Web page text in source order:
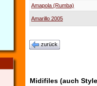
Amapola (Rumba)
Amarillo 2005
zurück
Midifiles (auch